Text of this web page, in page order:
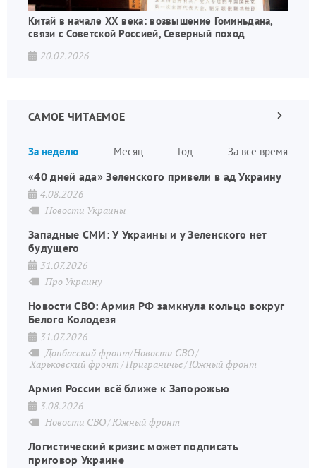
Китай в начале XX века: возвышение Гоминьдана,
связи с Советской Россией, Северный поход
20.02.2026
САМОЕ ЧИТАЕМОЕ
За неделю Месяц Год За все время
Следующая
«40 дней ада» Зеленского привели в ад Украину
4.08.2026
Новости Украины
Западные СМИ: У Украины и у Зеленского нет
будущего
31.07.2026
Про Украину
Новости СВО: Армия РФ замкнула кольцо вокруг
Белого Колодезя
31.07.2026
Донбасский фронт/Новости СВО
Харьковский фронт Приграничье Южный фронт
Армия России всё ближе к Запорожью
3.08.2026
Новости СВО Южный фронт
Логистический кризис может подписать
приговор Украине